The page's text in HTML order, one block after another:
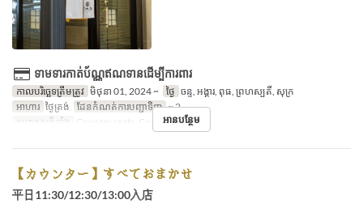
ទាមទារកាត់ប័ណ្ណឥណទានដើម្បីការពារ
កាលបរិច្ឆេទត្រឹមត្រូវ មិថុនា 01, 2024 ~ ថ្ងៃ ចន្ទ, អង្គារ, ពុធ, ព្រហស្បតិ៍, សុក្រ
អាហារ ថ្ងៃត្រង់ ដែនកំណត់ការបញ្ជាទិញ ~ 2
ប្រភេទកន្រ្ត័តាំង
Counter seats, Counter seats
អានបន្ថែម
【カウンター】すべておまかせ
平日11:30/12:30/13:00入店